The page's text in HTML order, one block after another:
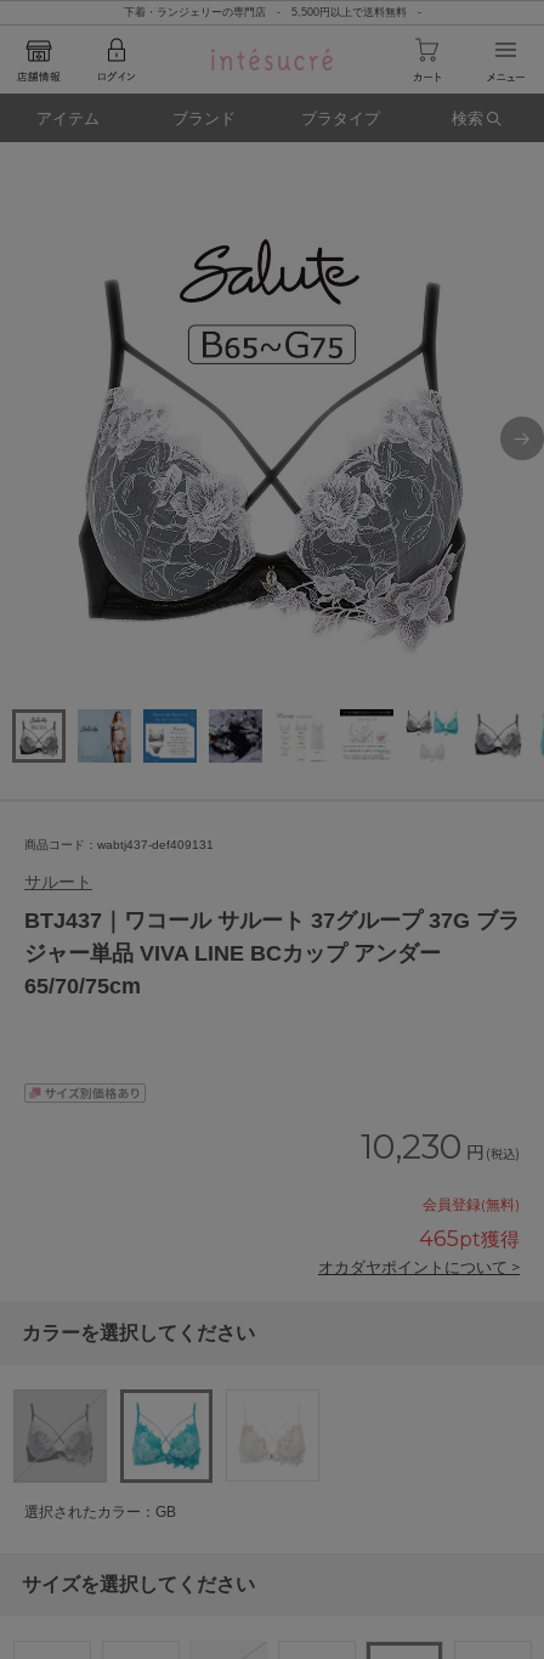
下着・ランジェリーの専門店 - 5,500円以上で送料無料 -
アイテム ブランド ブラタイプ 検索
商品コード：wabtj437-def409131
サルート
BTJ437｜ワコール サルート 37グループ 37G ブラ
ジャー単品 VIVA LINE BCカップ アンダー
65/70/75cm
10,230 円 (税込)
会員登録(無料)
465pt獲得
オカダヤポイントについて >
カラーを選択してください
選択されたカラー：GB
サイズを選択してください